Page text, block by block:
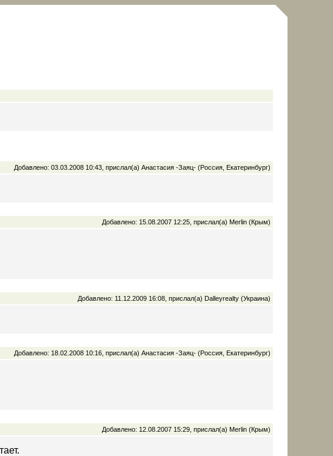
Добавлено: 03.03.2008 10:43, прислал(а) Анастасия -Заяц- (Россия, Екатеринбург)
Добавлено: 15.08.2007 12:25, прислал(а) Merlin (Крым)
Добавлено: 11.12.2009 16:08, прислал(а) Dalleyrealty (Украина)
Добавлено: 18.02.2008 10:16, прислал(а) Анастасия -Заяц- (Россия, Екатеринбург)
Добавлено: 12.08.2007 15:29, прислал(а) Merlin (Крым)